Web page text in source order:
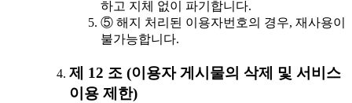
하고 지체 없이 파기합니다.
⑤ 해지 처리된 이용자번호의 경우, 재사용이
불가능합니다.
제 12 조 (이용자 게시물의 삭제 및 서비스
이용 제한)